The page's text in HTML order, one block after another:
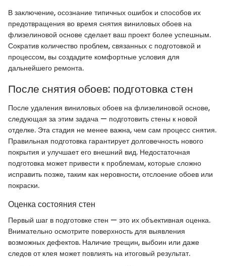
В заключение, осознание типичных ошибок и способов их
предотвращения во время снятия виниловых обоев на
флизелиновой основе сделает ваш проект более успешным.
Сократив количество проблем, связанных с подготовкой и
процессом, вы создадите комфортные условия для
дальнейшего ремонта.
После снятия обоев: подготовка стен
После удаления виниловых обоев на флизелиновой основе,
следующая за этим задача — подготовить стены к новой
отделке. Эта стадия не менее важна, чем сам процесс снятия.
Правильная подготовка гарантирует долговечность нового
покрытия и улучшает его внешний вид. Недостаточная
подготовка может привести к проблемам, которые сложно
исправить позже, таким как неровности, отслоение обоев или
покраски.
Оценка состояния стен
Первый шаг в подготовке стен — это их объективная оценка.
Внимательно осмотрите поверхность для выявления
возможных дефектов. Наличие трещин, выбоин или даже
следов от клея может повлиять на итоговый результат.